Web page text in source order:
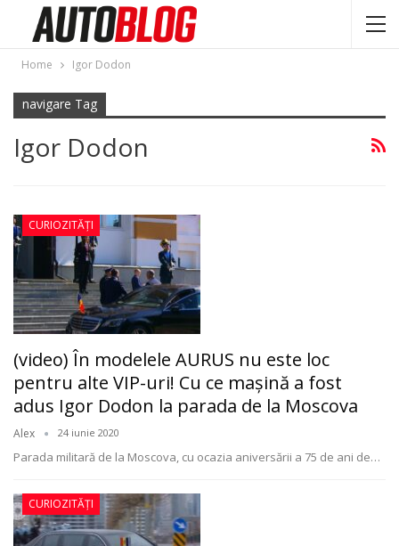
Home Igor Dodon
navigare Tag
Igor Dodon
CURIOZITĂȚI
(video) În modelele AURUS nu este loc
pentru alte VIP-uri! Cu ce maşină a fost
adus Igor Dodon la parada de la Moscova
Alex 24 iunie 2020
Parada militară de la Moscova, cu ocazia aniversării a 75 de ani de…
CURIOZITĂȚI